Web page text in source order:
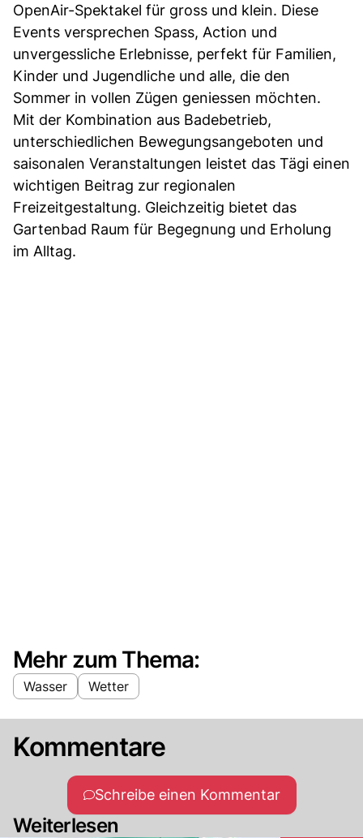
OpenAir-Spektakel für gross und klein. Diese
Events versprechen Spass, Action und
unvergessliche Erlebnisse, perfekt für Familien,
Kinder und Jugendliche und alle, die den
Sommer in vollen Zügen geniessen möchten.
Mit der Kombination aus Badebetrieb,
unterschiedlichen Bewegungsangeboten und
saisonalen Veranstaltungen leistet das Tägi einen
wichtigen Beitrag zur regionalen
Freizeitgestaltung. Gleichzeitig bietet das
Gartenbad Raum für Begegnung und Erholung
im Alltag.
Mehr zum Thema:
Wasser Wetter
Kommentare
Schreibe einen Kommentar
Weiterlesen